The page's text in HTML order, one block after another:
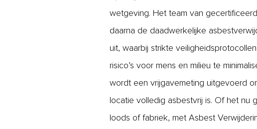
wetgeving. Het team van
daarna de daadwerkelijke
uit, waarbij strikte
risico’s voor mens en milieu te
wordt een vrijgavemeting uitgevoerd
locatie volledig asbestvrij is. Of het nu
loods of fabriek, met Asbest